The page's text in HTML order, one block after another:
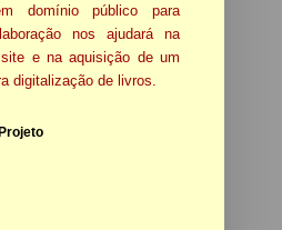
domínio público para
nos ajudará na
e na aquisição de um
digitalização de livros.